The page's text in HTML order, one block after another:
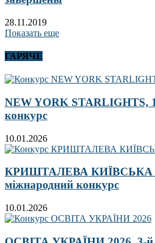
28.11.2019
Показать еще
ГАРЯЧЕ
NEW YORK STARLIGHTS,
конкурс
10.01.2026
КРИШТАЛЕВА КИЇВСЬКА
міжнародний конкурс
10.01.2026